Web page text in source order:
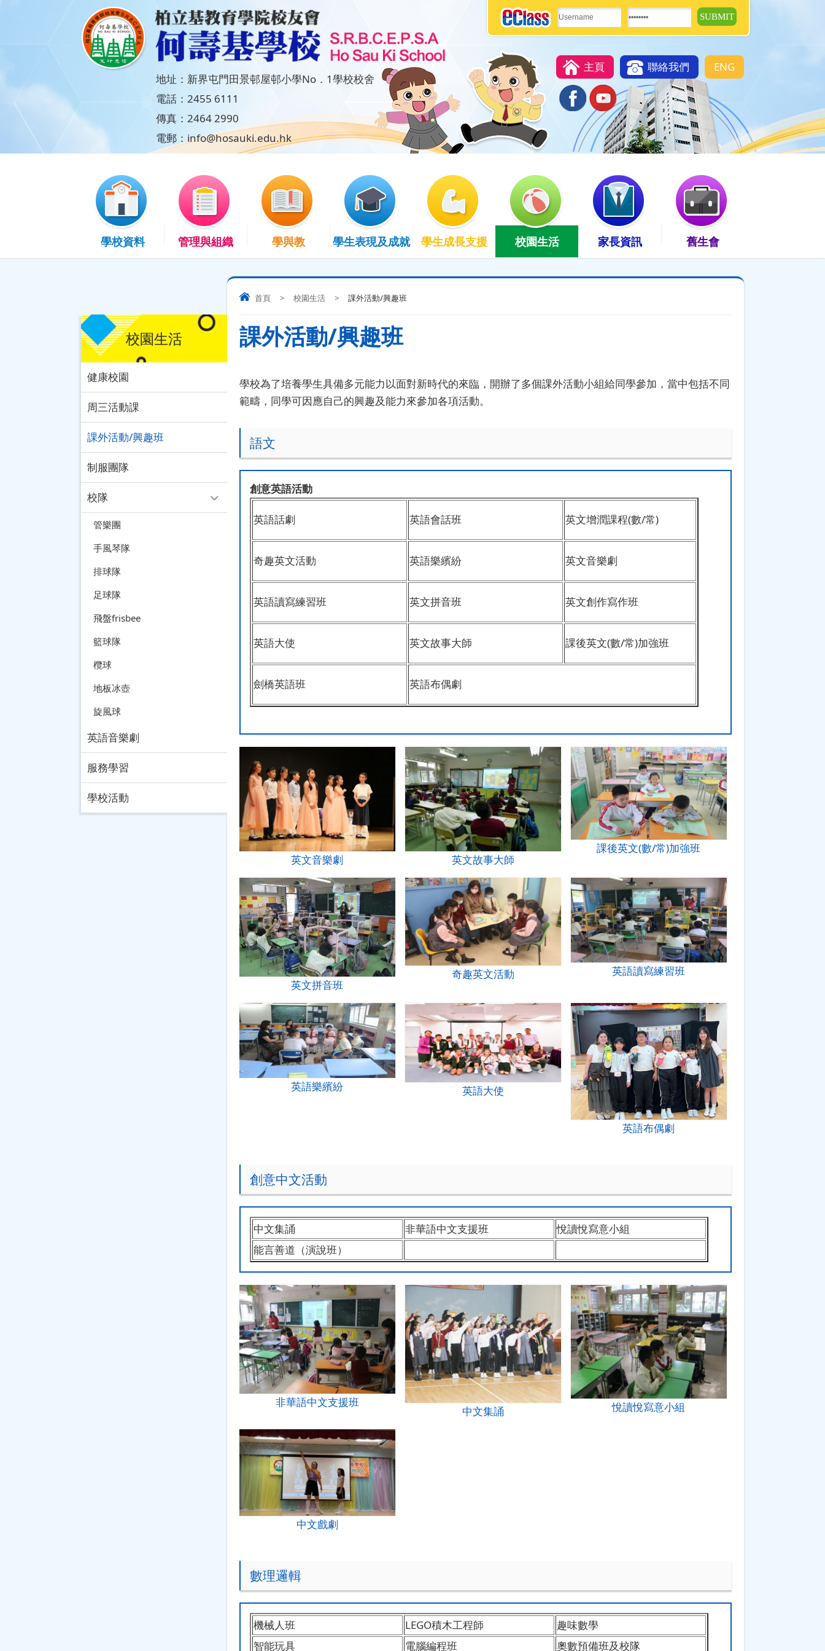
地址：新界屯門田景邨屋邨小學No．1學校校舍
電話：2455 6111
傳真：2464 2990
電郵：info@hosauki.edu.hk
ENG
聯絡我們
主頁
學校資料 管理與組織 學與教 學生表現及成就 學生成長支援 校園生活 家長資訊 舊生會
首頁 > 校園生活 > 課外活動/興趣班
課外活動/興趣班
學校為了培養學生具備多元能力以面對新時代的來臨，開辦了多個課外活動小組給同學參加，當中包括不同
範疇，同學可因應自己的興趣及能力來參加各項活動。
語文
創意英語活動
英語話劇 英語會話班 英文增潤課程(數/常)
奇趣英文活動 英語樂繽紛 英文音樂劇
英語讀寫練習班 英文拼音班 英文創作寫作班
英語大使 英文故事大師 課後英文(數/常)加強班
劍橋英語班 英語布偶劇
英文音樂劇 英文故事大師
課後英文(數/常)加強班
英文拼音班
奇趣英文活動 英語讀寫練習班
英語樂繽紛 英語大使
英語布偶劇
創意中文活動
中文集誦 非華語中文支援班
悅讀悅寫意小組
能言善道（演說班）
非華語中文支援班
中文集誦 悅讀悅寫意小組
中文戲劇
數理邏輯
機械人班 LEGO積木工程師
趣味數學
智能玩具
電腦編程班 奧數預備班及校隊
校園生活
健康校園
周三活動課
課外活動/興趣班
制服團隊
校隊
管樂團
手風琴隊
排球隊
足球隊
飛盤frisbee
籃球隊
欖球
地板冰壺
旋風球
英語音樂劇
服務學習
學校活動